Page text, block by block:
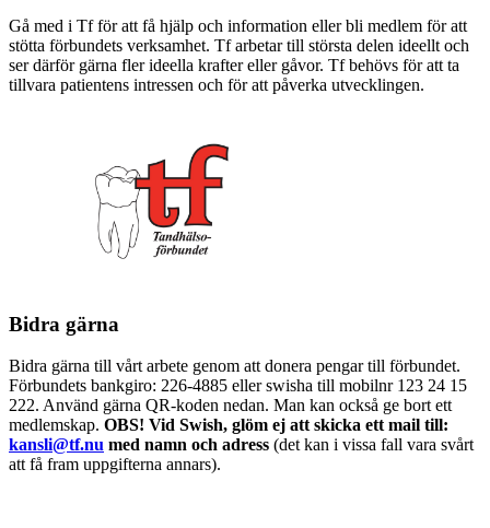
Gå med i Tf för att få hjälp och information eller bli medlem för att
stötta förbundets verksamhet. Tf arbetar till största delen ideellt och
ser därför gärna fler ideella krafter eller gåvor. Tf behövs för att ta
tillvara patientens intressen och för att påverka utvecklingen.
Bidra gärna
Bidra gärna till vårt arbete genom att donera pengar till förbundet.
Förbundets bankgiro: 226-4885 eller swisha till mobilnr 123 24 15
222. Använd gärna QR-koden nedan. Man kan också ge bort ett
medlemskap. OBS! Vid Swish, glöm ej att skicka ett mail till:
kansli@tf.nu med namn och adress (det kan i vissa fall vara svårt
att få fram uppgifterna annars).